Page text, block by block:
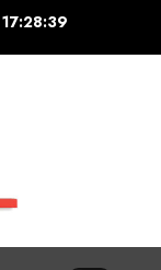
17:28:41